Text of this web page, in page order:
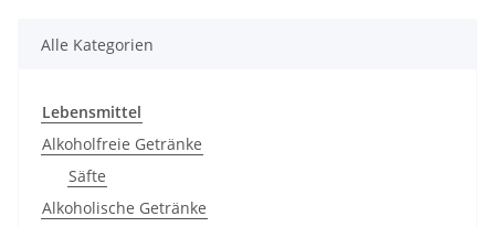
Alle Kategorien
Lebensmittel
Alkoholfreie Getränke
Säfte
Alkoholische Getränke